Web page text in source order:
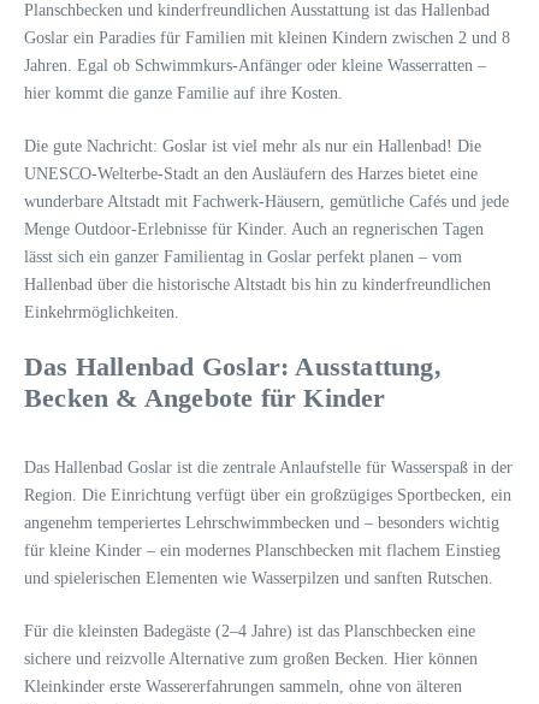
Planschbecken und kinderfreundlichen Ausstattung ist das Hallenbad
Goslar ein Paradies für Familien mit kleinen Kindern zwischen 2 und 8
Jahren. Egal ob Schwimmkurs-Anfänger oder kleine Wasserratten –
hier kommt die ganze Familie auf ihre Kosten.
Die gute Nachricht: Goslar ist viel mehr als nur ein Hallenbad! Die
UNESCO-Welterbe-Stadt an den Ausläufern des Harzes bietet eine
wunderbare Altstadt mit Fachwerk-Häusern, gemütliche Cafés und jede
Menge Outdoor-Erlebnisse für Kinder. Auch an regnerischen Tagen
lässt sich ein ganzer Familientag in Goslar perfekt planen – vom
Hallenbad über die historische Altstadt bis hin zu kinderfreundlichen
Einkehrmöglichkeiten.
Das Hallenbad Goslar: Ausstattung,
Becken & Angebote für Kinder
Das Hallenbad Goslar ist die zentrale Anlaufstelle für Wasserspaß in der
Region. Die Einrichtung verfügt über ein großzügiges Sportbecken, ein
angenehm temperiertes Lehrschwimmbecken und – besonders wichtig
für kleine Kinder – ein modernes Planschbecken mit flachem Einstieg
und spielerischen Elementen wie Wasserpilzen und sanften Rutschen.
Für die kleinsten Badegäste (2–4 Jahre) ist das Planschbecken eine
sichere und reizvolle Alternative zum großen Becken. Hier können
Kleinkinder erste Wassererfahrungen sammeln, ohne von älteren